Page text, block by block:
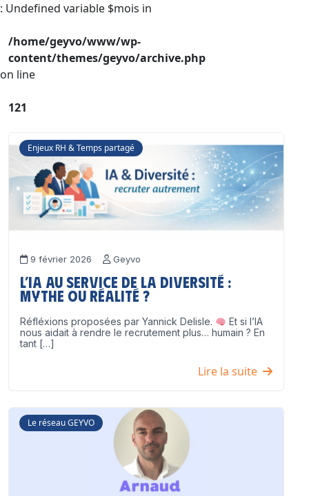
: Undefined variable $mois in
/home/geyvo/www/wp-
content/themes/geyvo/archive.php
on line
121
Enjeux RH & Temps partagé
9 février 2026 Geyvo
L’IA au service de la diversité :
mythe ou réalité ?
Réfléxions proposées par Yannick Delisle.
Et si l’IA
nous aidait à rendre le recrutement plus… humain ? En
tant […]
Lire la suite
Le réseau GEYVO